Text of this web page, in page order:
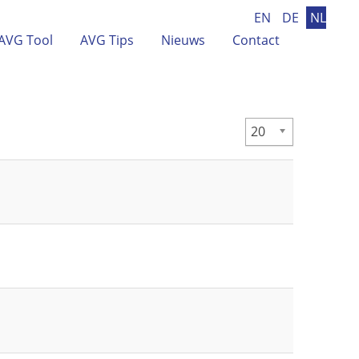
EN DE
NL
Tool AVG Tips Nieuws Contact
Toon #
20